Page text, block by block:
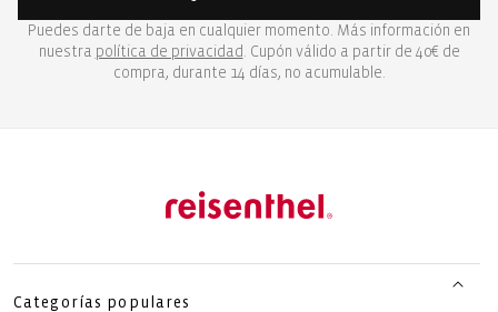
Puedes darte de baja en cualquier momento. Más información en
nuestra política de privacidad . Cupón válido a partir de 40€ de
compra, durante 14 días, no acumulable.
Categorías populares